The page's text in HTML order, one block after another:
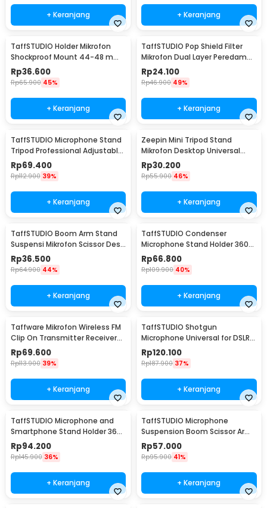
+ Keranjang + Keranjang
TaffSTUDIO Holder Mikrofon
Shockproof Mount 44-48 mm
- SH-100
Rp36.600
Rp65.900 45%
+ Keranjang
TaffSTUDIO Pop Shield Filter
Mikrofon Dual Layer Peredam
Noise BOP - MPF-6
Rp24.100
Rp46.900 49%
+ Keranjang
TaffSTUDIO Microphone Stand
Tripod Professional Adjustable
2 Holder - NB-107
Rp69.400
Rp112.900 39%
+ Keranjang
Zeepin Mini Tripod Stand
Mikrofon Desktop Universal
dengan Pop Filter - F-9
Rp30.200
Rp55.900 46%
+ Keranjang
TaffSTUDIO Boom Arm Stand
Suspensi Mikrofon Scissor Desk
Clamp - NB-35
Rp36.500
Rp64.900 44%
+ Keranjang
TaffSTUDIO Condenser
Microphone Stand Holder 360
Lazypod Clamp - NB-35
Rp66.800
Rp109.900 40%
+ Keranjang
Taffware Mikrofon Wireless FM
Clip On Transmitter Receiver
Jack 6.3mm - WR-601
Rp69.600
Rp113.900 39%
+ Keranjang
TaffSTUDIO Shotgun
Microphone Universal for DSLR
Smartphone Computer - MIC-
05
Rp120.100
Rp187.900 37%
+ Keranjang
TaffSTUDIO Microphone and
Smartphone Stand Holder 360
Degree - MS-70B
Rp94.200
Rp145.900 36%
+ Keranjang
TaffSTUDIO Microphone
Suspension Boom Scissor Arm
with Lazypod - D6
Rp57.000
Rp95.900 41%
+ Keranjang